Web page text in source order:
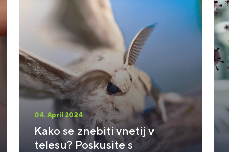
04. April 2024
Kako se znebiti vnetij v
telesu? Poskusite s